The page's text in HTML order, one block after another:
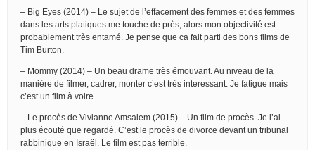
– Big Eyes (2014) – Le sujet de l’effacement des femmes et des femmes
dans les arts platiques me touche de près, alors mon objectivité est
probablement très entamé. Je pense que ca fait parti des bons films de
Tim Burton.
– Mommy (2014) – Un beau drame très émouvant. Au niveau de la
manière de filmer, cadrer, monter c’est très interessant. Je fatigue mais
c’est un film à voire.
– Le procès de Vivianne Amsalem (2015) – Un film de procès. Je l’ai
plus écouté que regardé. C’est le procès de divorce devant un tribunal
rabbinique en Israël. Le film est pas terrible.